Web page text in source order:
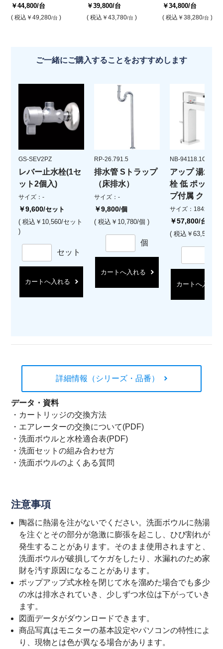
￥44,800/台
( 税込 ￥49,280/台 )
￥39,800/台
( 税込 ￥43,780/台 )
￥34,800/台
( 税込 ￥38,280/台 )
ご一緒にご購入することをおすすめします
GS-SEV2PZ
レバー止水栓(1セ
ット2個入)
サイズ：-
￥9,600/セット
( 税込￥10,560/セット
)
セット
カートへ入れる
RP-26.791.5
排水管 Sトラップ
（床排水）
サイズ：-
￥9,800/個
( 税込￥10,780/個 )
個
カートへ入れる
NB-94118.1CR
アップ 湯水混
栓 低 ポップ
プ付属 クロー
サイズ：
￥57,800/台
( 税込￥63,580/台
カートへ入れる
詳細情報（シリーズ・品番）
データ・資料
・ カートリッジの交換方法
・ エアレーターの交換について(PDF)
・洗面ボウルと水栓適合表(PDF)
・洗面セットの組み合わせ方
・洗面ボウルのよくある質問
注意事項
陶器に熱湯を注がないでください。洗面ボウルに熱湯
を注ぐとその部分が急激に膨張を起こし、ひび割れが
発生することがあります。そのまま使用されますと、
洗面ボウルが破損してケガをしたり、水漏れのため家
財を汚す原因になることがあります。
ポップアップ式水栓を閉じて水を溜めた場合でも多少
の水は排水されていき、少しずつ水位は下がっていき
ます。
図面データがダウンロードできます。
商品写真はモニターの基本設定やパソコンの特性によ
り、現物とは色が異なる場合があります。